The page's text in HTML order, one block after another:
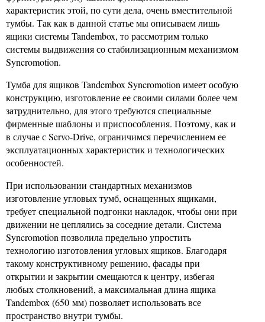
характеристик этой, по сути дела, очень вместительной
тумбы. Так как в данной статье мы описываем лишь
ящики системы Tandembox, то рассмотрим только
системы выдвижения со стабилизационным механизмом
Syncromotion.
Тумба для ящиков Tandembox Syncromotion имеет особую
конструкцию, изготовление ее своими силами более чем
затруднительно, для этого требуются специальные
фирменные шаблоны и приспособления. Поэтому, как и
в случае с Servo-Drive, ограничимся перечислением ее
эксплуатационных характеристик и технологических
особенностей.
При использовании стандартных механизмов
изготовление угловых тумб, оснащенных ящиками,
требует специальной подгонки накладок, чтобы они при
движении не цеплялись за соседние детали. Система
Syncromotion позволила предельно упростить
технологию изготовления угловых ящиков. Благодаря
такому конструктивному решению, фасады при
открытии и закрытии смещаются к центру, избегая
любых столкновений, а максимальная длина ящика
Tandembox (650 мм) позволяет использовать все
пространство внутри тумбы.